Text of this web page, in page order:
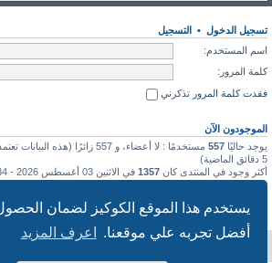
يستخدم هذا الموقع الكوكيز لضمان
أفضل تجربه علي موقعنا.
اعرف المزيد
تسجيل الدخول • التسجيل
اسم المستخدم:
كلمة المرور:
فقدت كلمة المرور تذكرني
الموجودون الآن
يوجد حاليًا 557
مستخدمًا : لا أعضاء، و 557 زائرًا
5 دقائق الماضية)
أكثر وجود في المنتدى كان 1357 في الاثنين 03 أغسطس 2026 - 8:34
عدد المشاركات
• عدد المواضيع 46 • عدد الأعضاء • آخر